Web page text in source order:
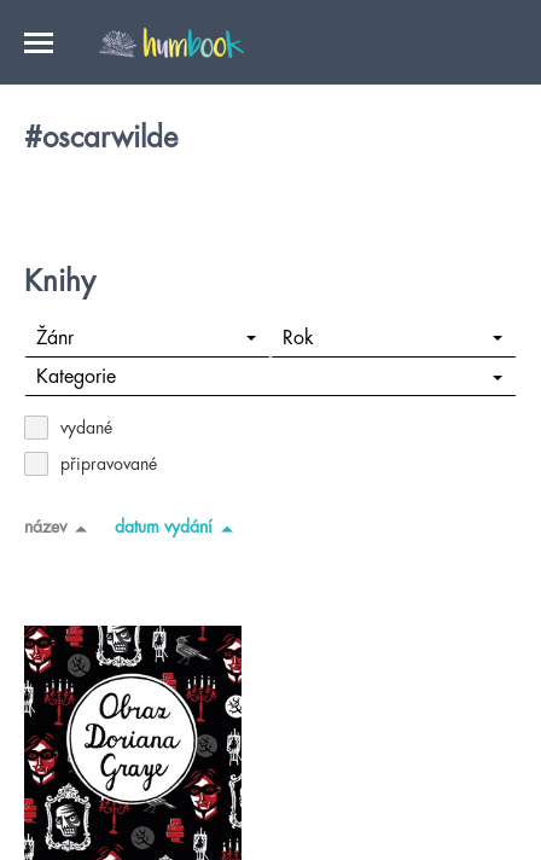
#oscarwilde
Knihy
Žánr Rok
Kategorie
vydané
připravované
název datum vydání